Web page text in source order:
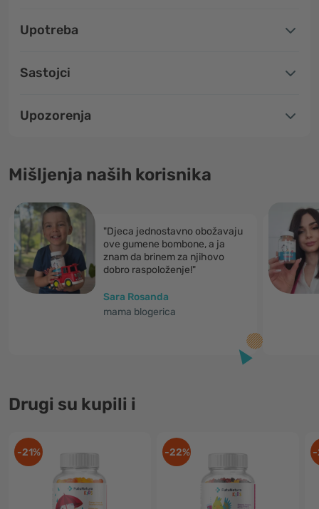
Upotreba
Sastojci
Upozorenja
Mišljenja naših korisnika
"Djeca jednostavno obožavaju
ove gumene bombone, a ja
znam da brinem za njihovo
dobro raspoloženje!"
Sara Rosanda
mama blogerica
Drugi su kupili i
-21% -22% -